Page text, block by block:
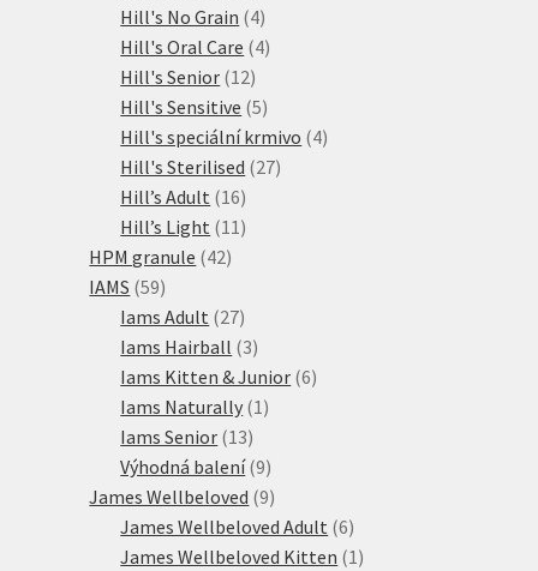
produktů
Hill's No Grain 44
produkty
Hill's Oral Care 44
Hill's Senior 1212
produktů
Hill's Sensitive 55
produktů
Hill's speciální krmivo 44
Hill's Sterilised 2727
Hill’s Adult 1616
produktů
Hill’s Light 11 11
HPM granule 4242
IAMS 5959
produktů
Iams Adult 2727
produktů
Iams Hairball 33
produkty
Iams Kitten & Junior 66
Iams Naturally 1 1
Iams Senior 1313
produktů
Výhodná balení 99
produktů
James Wellbeloved 99
produktů
James Wellbeloved Adult 66
produktů
James Wellbeloved Kitten 1 1